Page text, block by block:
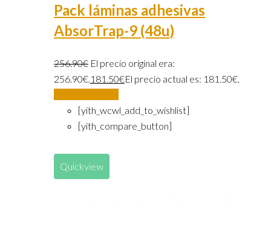
Pack láminas adhesivas
AbsorTrap-9 (48u)
256.90€ El precio original era:
256.90€. 181.50€El precio actual es: 181.50€.
[yith_wcwl_add_to_wishlist]
[yith_compare_button]
Quickview